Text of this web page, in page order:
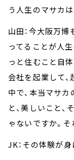
う人生のマサカは
山田：今大阪万
ってることが人
っと住むこと自
会社を起業して
中で、本当マサカ
と、美しいこと
ゃないですか。
JK：その体験が身